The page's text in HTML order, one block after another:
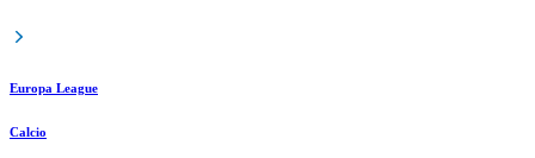
Europa League
Calcio